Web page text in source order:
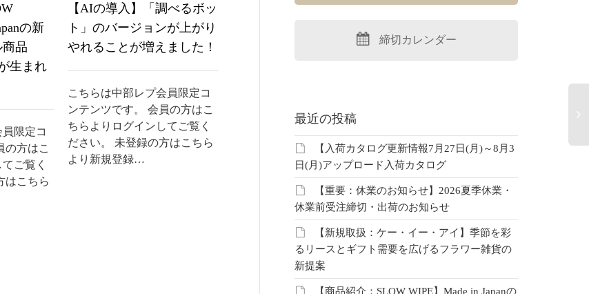
の新
品
生まれ
限定コ
の方はこ
ご覧く
はこちら
【AIの導入】「調べるボッ
ト」のバージョンが上がり
やれることが増えました！
こちらは中部レプ会員限定コ
ンテンツです。 会員の方はこ
ちらよりログインしてご覧く
ださい。 未登録の方はこちら
より新規登録…
《なかなか改善している》
くらい改善されているのか
こちらは中部レプ会員限定コ
ンテンツです。 会員の方はこ
ちらよりログインしてご覧く
ださい。 未登録の方はこちら
より新規登録…
【まとめ資料：お正月
月雑貨カタログ特集
ださい。 未登録の方はこちら
より新規登録…
ン
だ
締切カレンダー
最近の投稿
【入荷カタログ更新情報7月27日(月)～8月3
日(月)アップロード入荷カタログ
【重要：休業のお知らせ】2026夏季休業・
休業前受注締切・出荷のお知らせ
【新規取扱：ケー・イー・アイ】季節を彩
るリースとギフト需要を広げるフラワー雑貨の
新提案
【商品紹介：SLOW WIPE】Made in Japanの